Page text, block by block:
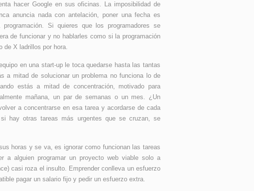
hacer Google en sus oficinas. La imposibilidad de
anuncia nada con antelación, poner una fecha es
Si quieres que los programadores se
de funcionar y no hablarles como si la programación
de X ladrillos por hora.
en una start-up le toca quedarse hasta las tantas
a mitad de solucionar un problema no funciona lo de
estás a mitad de concentración, motivado para
mañana, un par de semanas o un mes. ¿Un
a concentrarse en esa tarea y acordarse de cada
hay otras tareas más urgentes que se cruzan, se
horas y se va, es ignorar como funcionan las tareas
a alguien programar un proyecto web viable solo a
casi roza el insulto. Emprender conlleva un esfuerzo
pagar un salario fijo y pedir un esfuerzo extra.